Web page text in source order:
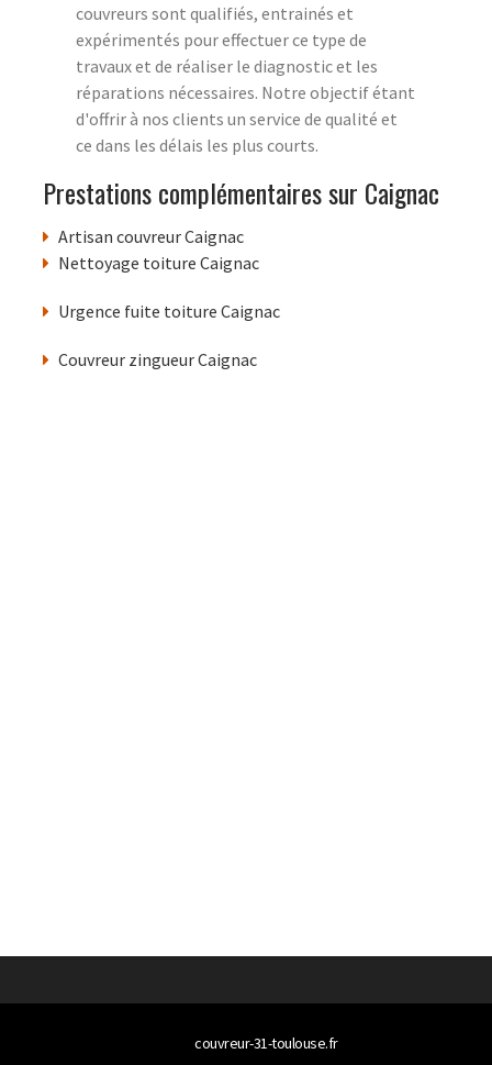
couvreurs sont qualifiés, entrainés et
expérimentés pour effectuer ce type de
travaux et de réaliser le diagnostic et les
réparations nécessaires. Notre objectif étant
d'offrir à nos clients un service de qualité et
ce dans les délais les plus courts.
Prestations complémentaires sur Caignac
Artisan couvreur Caignac
Nettoyage toiture Caignac
Urgence fuite toiture Caignac
Couvreur zingueur Caignac
couvreur-31-toulouse.fr